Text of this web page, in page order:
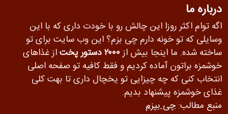
درباره ما
اگه توام اکثر روزا این چالش رو با خودت داری که با این
وسایلی که تو خونه دارم چی بزم؟ این وب سایت برای تو
ساخته شده. ما اینجا بیش از۲۰۰۰ دستور پخت
از غذاهای
خوشمزه براتون آماده کردیم و فقط کافیه تو صفحه اصلی
انتخاب کنی که چه چیزایی تو یخچال داری تا بهت کلی
غذای خوشمزه پیشنهاد بدیم.
منبع مطالب: چی بپزم